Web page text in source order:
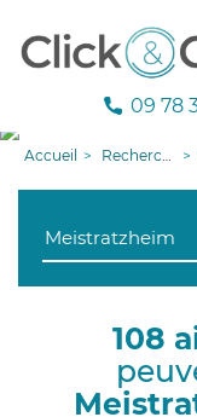
09 78
Accueil Recherche aide à domicile
108